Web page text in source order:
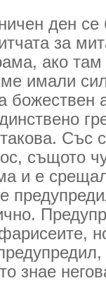
ден
за
ако
имали
божествен
Със
същото
и е
знае